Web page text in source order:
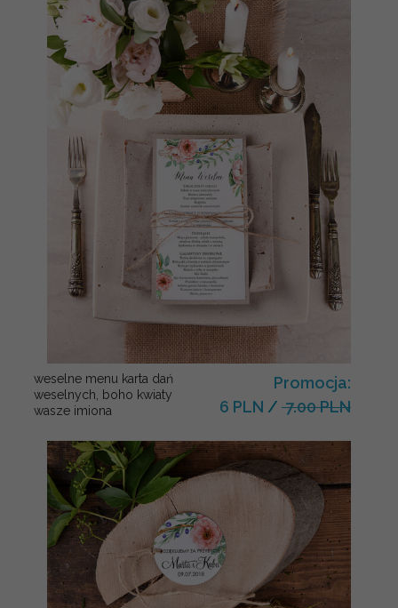
weselne menu karta dań
weselnych, boho kwiaty
wasze imiona
Promocja:
6 PLN / 7.00 PLN